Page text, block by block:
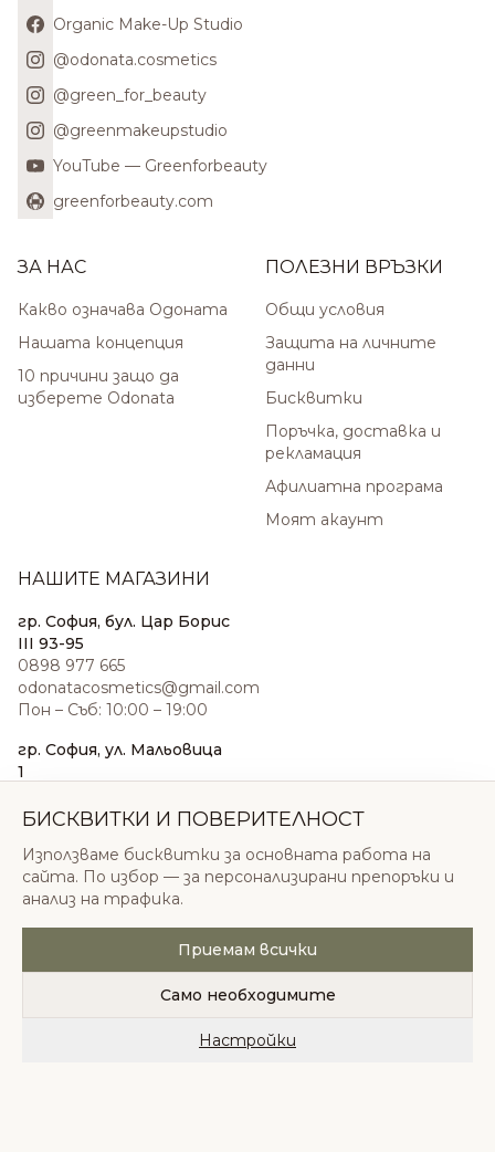
Organic Make-Up Studio
@odonata.cosmetics
@green_for_beauty
@greenmakeupstudio
YouTube — Greenforbeauty
greenforbeauty.com
ЗА НАС
Какво означава Одоната
Нашата концепция
10 причини защо да
изберете Odonata
ПОЛЕЗНИ ВРЪЗКИ
Общи условия
Защита на личните
данни
Бисквитки
Поръчка, доставка и
рекламация
Афилиатна програма
Моят акаунт
НАШИТЕ МАГАЗИНИ
гр. София, бул. Цар Борис
III 93-95
0898 977 665
odonatacosmetics@gmail.com
Пон – Съб: 10:00 – 19:00
гр. София, ул. Мальовица
1
sales@odonatacosmetics.com
Нед: 11:00 – 18:00
© 2026 Одоната Козметикс ООД. Всички права
запазени.
Политика за поверителностОбщи условия
БИСКВИТКИ И ПОВЕРИТЕЛНОСТ
Използваме бисквитки за основната работа на
сайта. По избор — за персонализирани препоръки и
анализ на трафика.
Приемам всички
Само необходимите
Настройки